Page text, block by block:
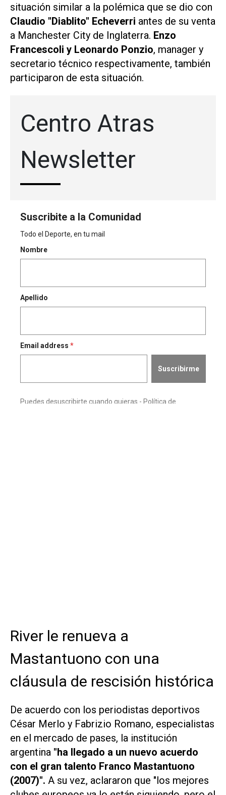
situación similar a la polémica que se dio con
Claudio "Diablito" Echeverri antes de su venta
a Manchester City de Inglaterra. Enzo
Francescoli y Leonardo Ponzio, manager y
secretario técnico respectivamente, también
participaron de esta situación.
River le renueva a
Mastantuono con una
cláusula de rescisión histórica
De acuerdo con los periodistas deportivos
César Merlo y Fabrizio Romano, especialistas
en el mercado de pases, la institución
argentina "ha llegado a un nuevo acuerdo
con el gran talento Franco Mastantuono
(2007)". A su vez, aclararon que "los mejores